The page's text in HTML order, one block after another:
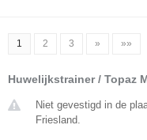
1 2 3 » »»
Huwelijkstrainer / Topaz
Niet gevestigd in de
Friesland.